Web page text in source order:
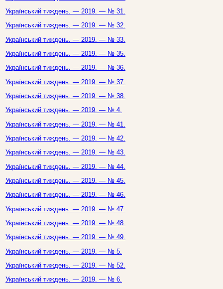
Український тиждень. — 2019. — № 31.
Український тиждень. — 2019. — № 32.
Український тиждень. — 2019. — № 33.
Український тиждень. — 2019. — № 35.
Український тиждень. — 2019. — № 36.
Український тиждень. — 2019. — № 37.
Український тиждень. — 2019. — № 38.
Український тиждень. — 2019. — № 4.
Український тиждень. — 2019. — № 41.
Український тиждень. — 2019. — № 42.
Український тиждень. — 2019. — № 43.
Український тиждень. — 2019. — № 44.
Український тиждень. — 2019. — № 45.
Український тиждень. — 2019. — № 46.
Український тиждень. — 2019. — № 47.
Український тиждень. — 2019. — № 48.
Український тиждень. — 2019. — № 49.
Український тиждень. — 2019. — № 5.
Український тиждень. — 2019. — № 52.
Український тиждень. — 2019. — № 6.